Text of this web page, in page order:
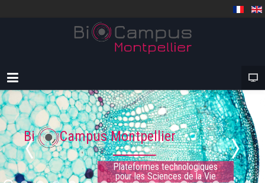
Bi Campus Montpellier
Plateformes technologiques
pour les Sciences de la Vie